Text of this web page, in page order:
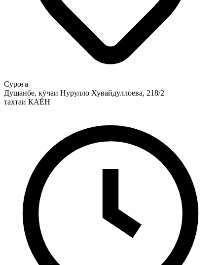
Суроға
Душанбе, кӯчаи Нурулло Хувайдуллоева, 218/2
тахтаи КАЁН